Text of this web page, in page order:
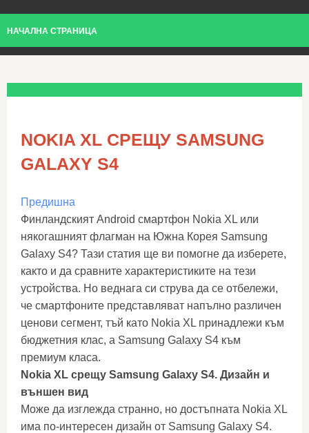
НАЧАЛНА СТРАНИЦА
NOKIA XL СРЕЩУ SAMSUNG
GALAXY S4
Предишна
Финландският Android смартфон Nokia XL или
някогашният флагман на Южна Корея Samsung
Galaxy S4? Тази статия ще ви помогне да изберете,
както и да сравните характеристиките на тези
устройства. Но веднага си струва да се отбележи,
че смартфоните представляват напълно различен
ценови сегмент, тъй като Nokia XL принадлежи към
бюджетния клас, а Samsung Galaxy S4 към
премиум класа.
Nokia XL срещу Samsung Galaxy S4. Дизайн и
външен вид
Може да изглежда странно, но достъпната Nokia XL
има по-интересен дизайн от Samsung Galaxy S4.